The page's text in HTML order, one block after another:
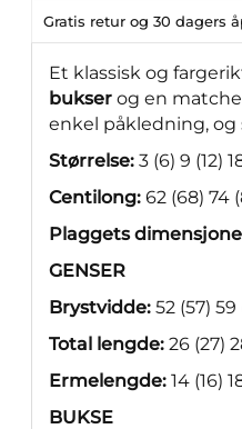
Gratis retur og 30 dagers
Et klassisk og
bukser og en
enkel påkledning,
Størrelse: 3 (6) 9 (12)
Centilong: 62 (68) 74
Plaggets
GENSER
Brystvidde: 52 (57)
Total lengde: 26 (27)
Ermelengde: 14 (16)
BUKSE